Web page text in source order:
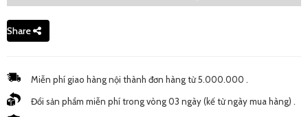
Share
Miễn phí giao hàng nội thành đơn hàng từ 5.000.000 .
Đổi sản phẩm miễn phí trong vòng 03 ngày (kế từ ngày mua hàng) .